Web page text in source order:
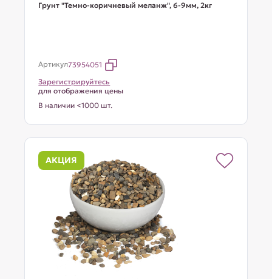
Грунт "Темно-коричневый меланж", 6-9мм, 2кг
Артикул73954051
Зарегистрируйтесь
для отображения цены
В наличии <1000 шт.
АКЦИЯ